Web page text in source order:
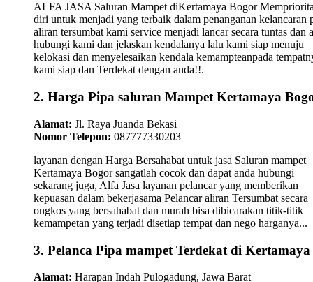
ALFA JASA Saluran Mampet diKertamaya Bogor
diri untuk menjadi yang terbaik dalam penanganan kelancaran
aliran tersumbat kami service menjadi lancar secara tuntas dan
hubungi kami dan jelaskan kendalanya lalu kami siap menuju
kelokasi dan menyelesaikan kendala kemampteanpada
kami siap dan Terdekat dengan anda!!.
2. Harga Pipa saluran Mampet Kertamaya
Alamat: Jl. Raya Juanda Bekasi
Nomor Telepon: 087777330203
layanan dengan Harga Bersahabat untuk jasa Saluran mampet
Kertamaya Bogor sangatlah cocok dan dapat anda hubungi
sekarang juga, Alfa Jasa layanan pelancar yang memberikan
kepuasan dalam bekerjasama Pelancar aliran Tersumbat secara
ongkos yang bersahabat dan murah bisa dibicarakan titik-titik
kemampetan yang terjadi disetiap tempat dan nego harganya...
3. Pelanca Pipa mampet Terdekat di Kertamaya
Alamat: Harapan Indah Pulogadung, Jawa Barat